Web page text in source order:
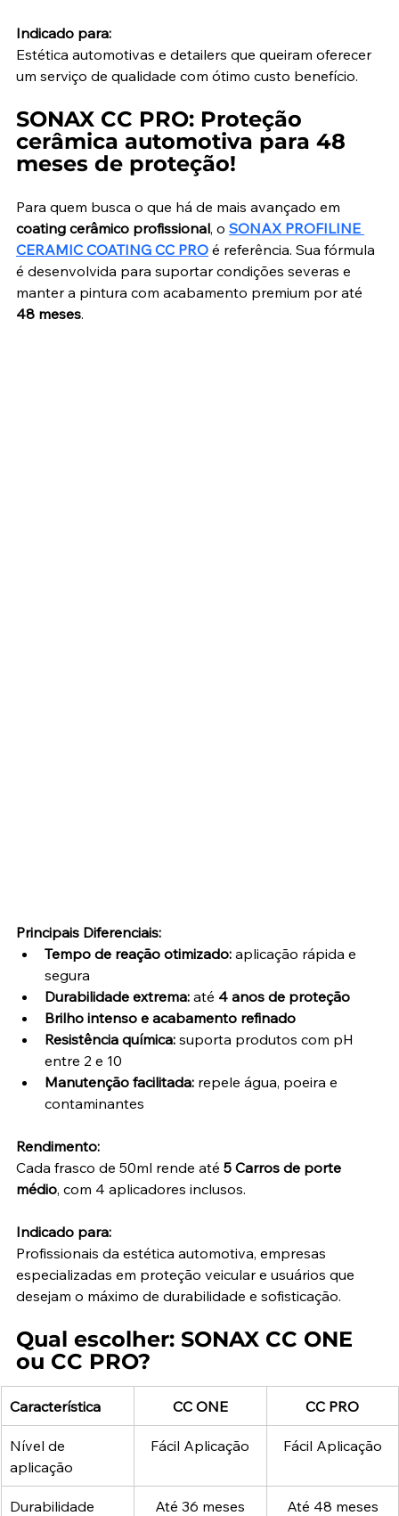
Indicado para:
Estética automotivas e detailers que queiram oferecer
um serviço de qualidade com ótimo custo benefício.
SONAX CC PRO: Proteção
cerâmica automotiva para 48
meses de proteção!
Para quem busca o que há de mais avançado em
coating cerâmico profissional, o SONAX PROFILINE
CERAMIC COATING CC PRO é referência. Sua fórmula
é desenvolvida para suportar condições severas e
manter a pintura com acabamento premium por até
48 meses.
Principais Diferenciais:
Tempo de reação otimizado: aplicação rápida e
segura
Durabilidade extrema: até 4 anos de proteção
Brilho intenso e acabamento refinado
Resistência química: suporta produtos com pH
entre 2 e 10
Manutenção facilitada: repele água, poeira e
contaminantes
Rendimento:
Cada frasco de 50ml rende até 5 Carros de porte
médio, com 4 aplicadores inclusos.
Indicado para:
Profissionais da estética automotiva, empresas
especializadas em proteção veicular e usuários que
desejam o máximo de durabilidade e sofisticação.
Qual escolher: SONAX CC ONE
ou CC PRO?
Característica CC ONE CC PRO
Nível de
aplicação
Fácil Aplicação Fácil Aplicação
Durabilidade Até 36 meses Até 48 meses